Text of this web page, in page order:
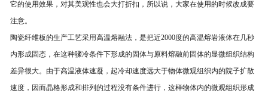
它的使用效果，对其美观性也会大打折扣，所以说，大家在使用的时候改成要
注意。
陶瓷纤维板的生产工艺采用高温熔融法，是把近2000度的高温熔岩液体在几秒
内形成固态，在这种骤冷条件下形成的固体与原料熔融前固体的显微组织结构
差异很大。由于高温液体速凝，起冷却速度远大于物体微观组织内的院子扩散
速度，因而晶格形成和排列的过程没有条件进行，这样物体内的微观组织形成